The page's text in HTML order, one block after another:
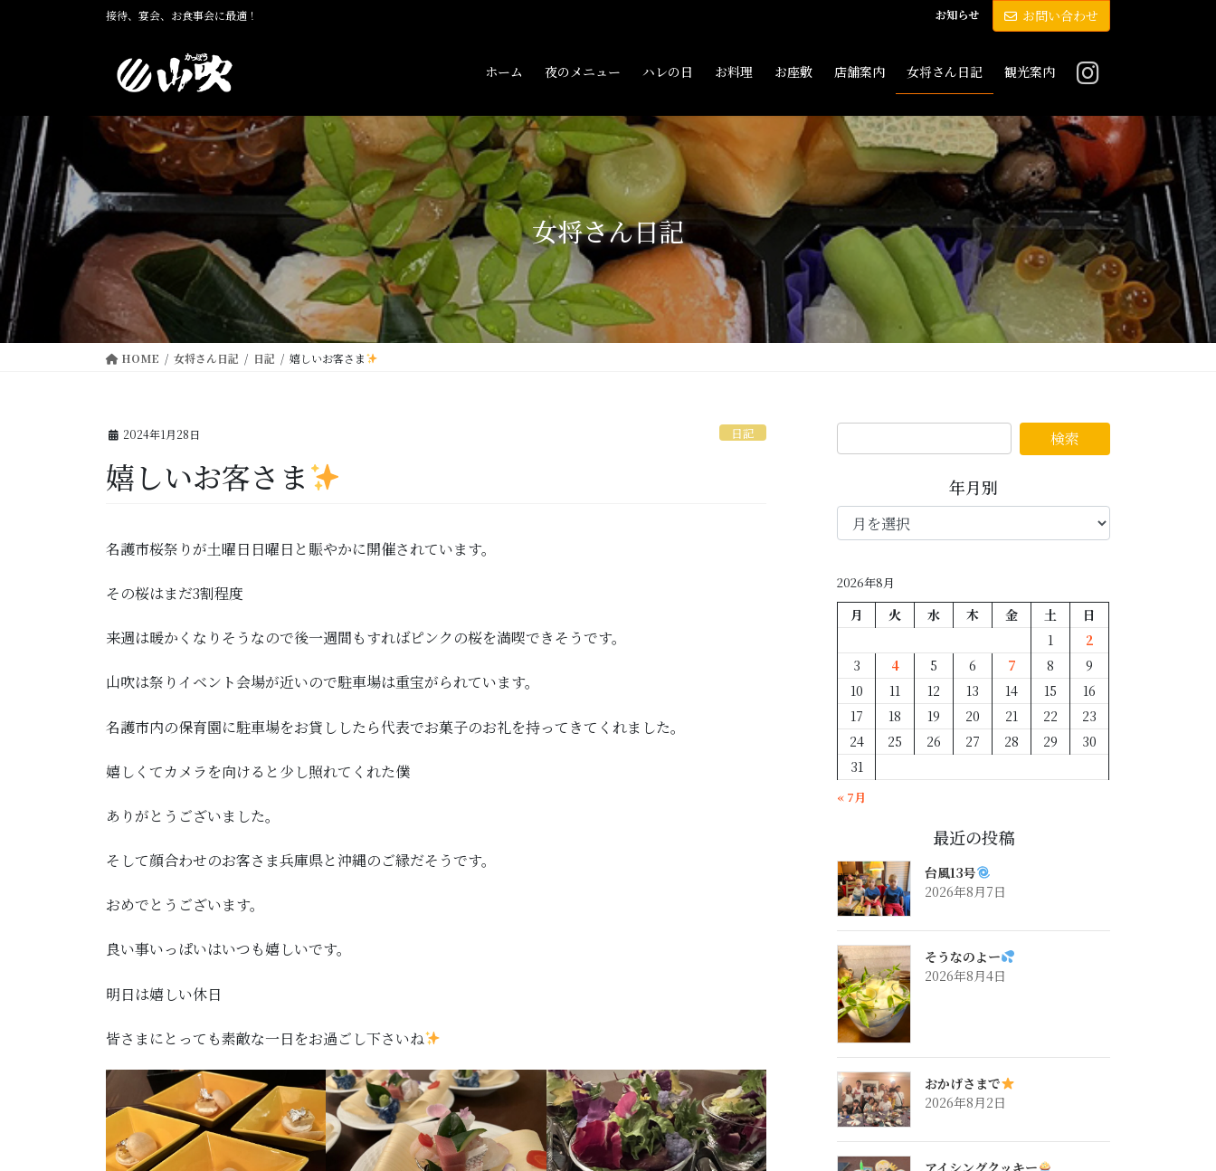
移
動
接待、宴会、お食事会に最適！ お知らせ お問い合わせ
ホーム 夜のメニュー ハレの日 お料理 お座敷 店舗案内 女将さん日記 観光案内
女将さん日記
HOME 女将さん日記 日記 嬉しいお客さま
2024年1月28日 日記
嬉しいお客さま
名護市桜祭りが土曜日日曜日と賑やかに開催されています。
その桜はまだ3割程度
来週は暖かくなりそうなので後一週間もすればピンクの桜を満喫できそうです。
山吹は祭りイベント会場が近いので駐車場は重宝がられています。
名護市内の保育園に駐車場をお貸ししたら代表でお菓子のお礼を持ってきてくれました。
嬉しくてカメラを向けると少し照れてくれた僕
ありがとうございました。
そして顔合わせのお客さま兵庫県と沖縄のご縁だそうです。
おめでとうございます。
良い事いっぱいはいつも嬉しいです。
明日は嬉しい休日
皆さまにとっても素敵な一日をお過ごし下さいね
年月別
年
2026年8月
月 火 水 木 金 土
日
1
2
3
4 5 6 7 8
9
10
11 12 13 14 15
16
17
18 19 20 21 22
23
24
25 26 27 28 29
30
31
« 7月
最近の投稿
台風13号
2026年8月7日
そうなのよー
2026年8月4日
おかげさまで
2026年8月2日
アイシングクッキー